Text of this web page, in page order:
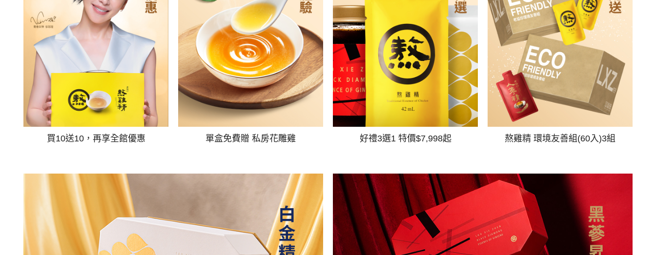
買10送10，再享全館優惠 單盒免費贈 私房花雕雞 好禮3選1 特價$7,998起 熬雞精 環境友善組(60入)3組